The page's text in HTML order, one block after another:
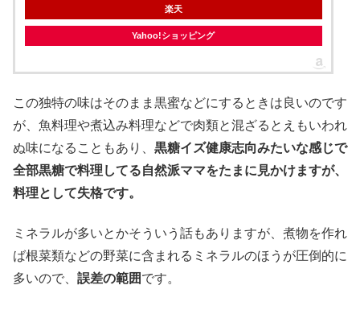
楽天
Yahoo!ショッピング
この独特の味はそのまま黒蜜などにするときは良いのです
が、魚料理や煮込み料理などで肉類と混ざるとえもいわれ
ぬ味になることもあり、 黒糖イズ健康志向みたいな感じで
全部黒糖で料理してる自然派ママをたまに見かけますが、
料理として失格です。
ミネラルが多いとかそういう話もありますが、煮物を作れ
ば根菜類などの野菜に含まれるミネラルのほうが圧倒的に
多いので、 誤差の範囲です。